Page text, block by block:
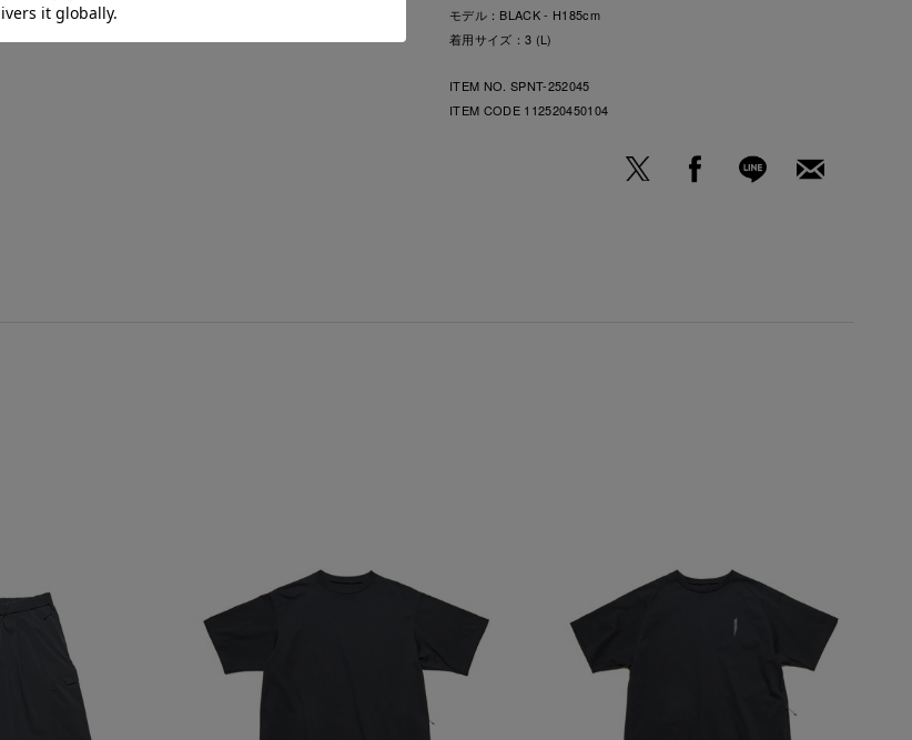
モデル：BLACK - H185cm
着用サイズ：3 (L)
ITEM NO. SPNT-252045
ITEM CODE 112520450104